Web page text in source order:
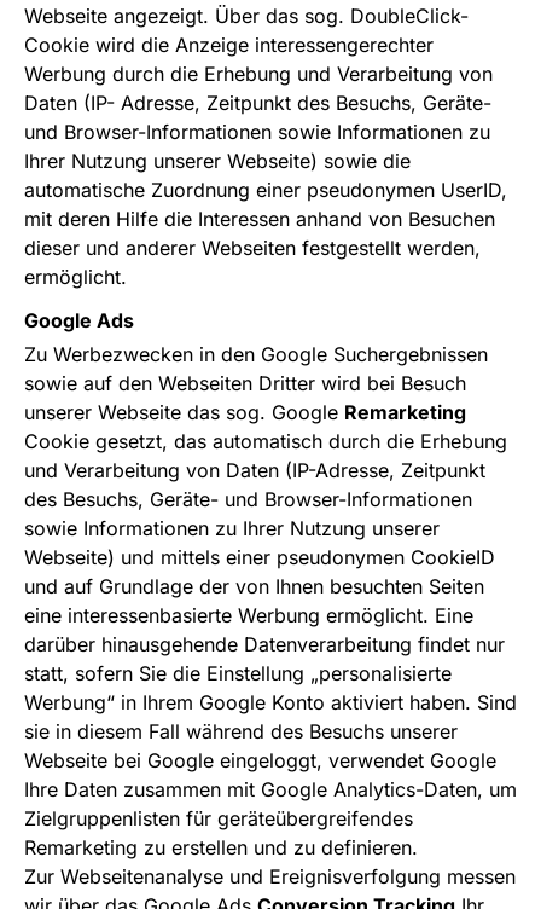
Webseite angezeigt. Über das sog. DoubleClick-
Cookie wird die Anzeige interessengerechter
Werbung durch die Erhebung und Verarbeitung von
Daten (IP- Adresse, Zeitpunkt des Besuchs, Geräte-
und Browser-Informationen sowie Informationen zu
Ihrer Nutzung unserer Webseite) sowie die
automatische Zuordnung einer pseudonymen UserID,
mit deren Hilfe die Interessen anhand von Besuchen
dieser und anderer Webseiten festgestellt werden,
ermöglicht.
Google Ads
Zu Werbezwecken in den Google Suchergebnissen
sowie auf den Webseiten Dritter wird bei Besuch
unserer Webseite das sog. Google Remarketing
Cookie gesetzt, das automatisch durch die Erhebung
und Verarbeitung von Daten (IP-Adresse, Zeitpunkt
des Besuchs, Geräte- und Browser-Informationen
sowie Informationen zu Ihrer Nutzung unserer
Webseite) und mittels einer pseudonymen CookieID
und auf Grundlage der von Ihnen besuchten Seiten
eine interessenbasierte Werbung ermöglicht. Eine
darüber hinausgehende Datenverarbeitung findet nur
statt, sofern Sie die Einstellung „personalisierte
Werbung“ in Ihrem Google Konto aktiviert haben. Sind
sie in diesem Fall während des Besuchs unserer
Webseite bei Google eingeloggt, verwendet Google
Ihre Daten zusammen mit Google Analytics-Daten, um
Zielgruppenlisten für geräteübergreifendes
Remarketing zu erstellen und zu definieren.
Zur Webseitenanalyse und Ereignisverfolgung messen